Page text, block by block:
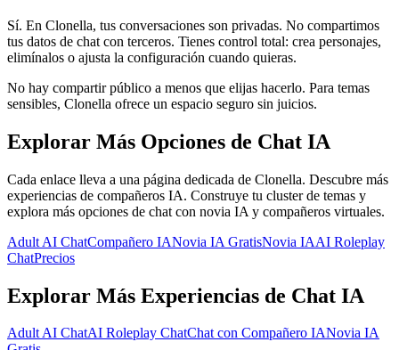
Sí. En Clonella, tus conversaciones son privadas. No compartimos
tus datos de chat con terceros. Tienes control total: crea personajes,
elimínalos o ajusta la configuración cuando quieras.
No hay compartir público a menos que elijas hacerlo. Para temas
sensibles, Clonella ofrece un espacio seguro sin juicios.
Explorar Más Opciones de Chat IA
Cada enlace lleva a una página dedicada de Clonella. Descubre más
experiencias de compañeros IA. Construye tu cluster de temas y
explora más opciones de chat con novia IA y compañeros virtuales.
Adult AI ChatCompañero IANovia IA GratisNovia IAAI Roleplay
ChatPrecios
Explorar Más Experiencias de Chat IA
Adult AI ChatAI Roleplay ChatChat con Compañero IANovia IA